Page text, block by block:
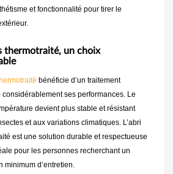
et fonctionnalité pour tirer le
thermotraité, un choix
bénéficie d’un traitement
ses performances. Le
devient plus stable et résistant
et aux variations climatiques. L’abri
est une solution durable et respectueuse
pour les personnes recherchant un
minimum d’entretien.